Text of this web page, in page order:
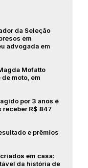
da Seleção
em
advogada em
Mofatto
moto, em
por 3 anos é
receber R$ 847
e prêmios
em casa:
da história de